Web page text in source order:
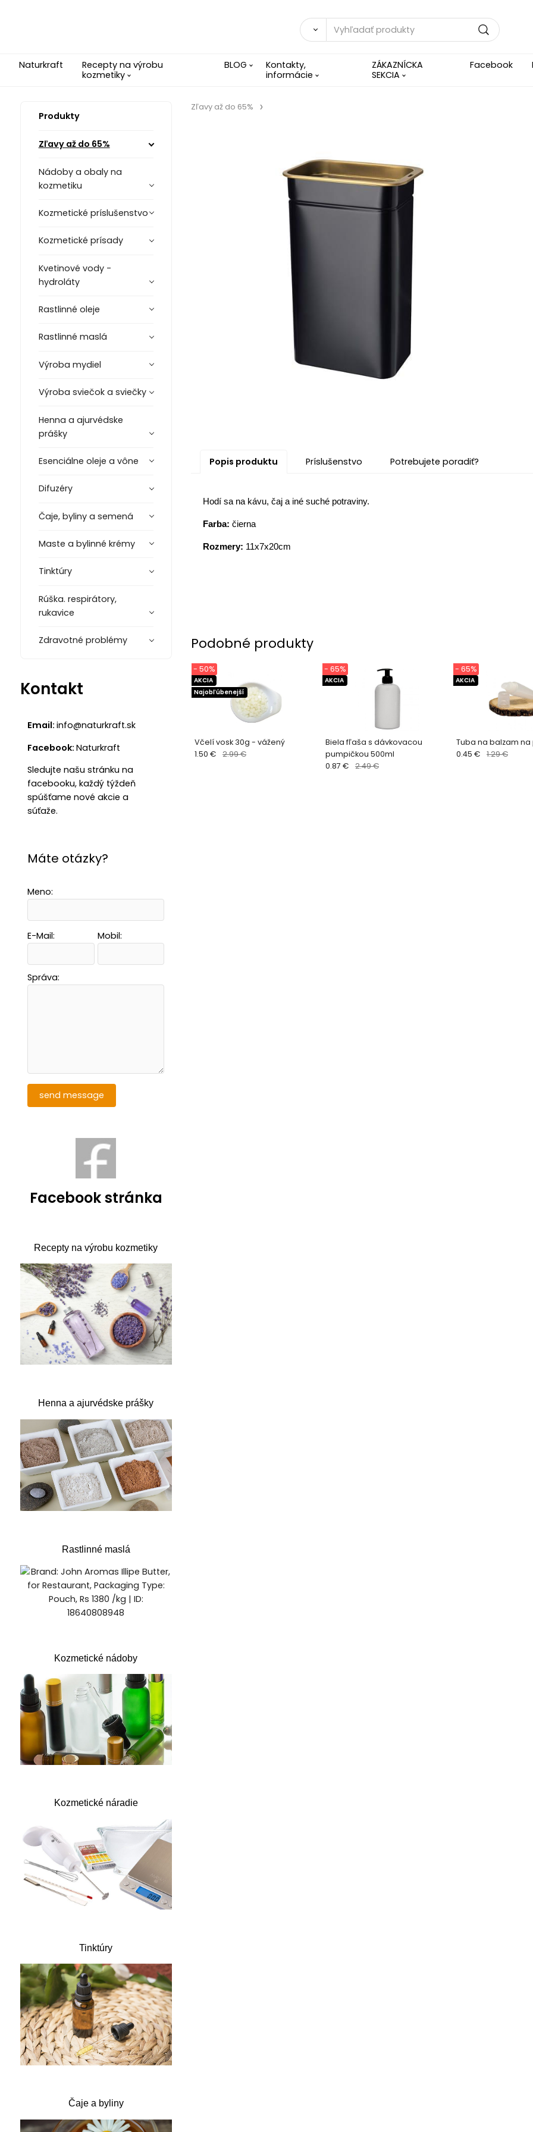
Naturkraft
Recepty na výrobu
kozmetiky
BLOG
Kontakty,
informácie
ZÁKAZNÍCKA
SEKCIA
Facebook
Produkty
Zľavy až do 65%
Nádoby a obaly na
kozmetiku
Kozmetické príslušenstvo
Kozmetické prísady
Kvetinové vody -
hydroláty
Rastlinné oleje
Rastlinné maslá
Výroba mydiel
Výroba sviečok a sviečky
Henna a ajurvédske
prášky
Esenciálne oleje a vône
Difuzéry
Čaje, byliny a semená
Maste a bylinné krémy
Tinktúry
Rúška. respirátory,
rukavice
Zdravotné problémy
Kontakt
Email:info@naturkraft.sk
Facebook:Naturkraft
Sledujte našu stránku na
facebooku, každý týždeň
spúšťame nové akcie a
súťaže.
Máte otázky?
Meno:
E-Mail: Mobil:
Správa:
Facebook stránka
Recepty na výrobu kozmetiky
Henna a ajurvédske prášky
Rastlinné maslá
Kozmetické nádoby
Kozmetické náradie
Tinktúry
Čaje a byliny
Zľavy až do 65%
Popis produktu Príslušenstvo Potrebujete poradiť?
Hodí sa na kávu, čaj a iné suché potraviny.
Farba: čierna
Rozmery: 11x7x20cm
Podobné produkty
Včelí vosk 30g - vážený
AKCIA
Najobľúbenejší
- 50%
1.50 € 2.99 €
Biela fľaša s dávkovacou
pumpičkou 500ml
AKCIA
- 65%
0.87 € 2.49 €
Tuba na balzam na
AKCIA
- 65%
0.45 € 1.29 €